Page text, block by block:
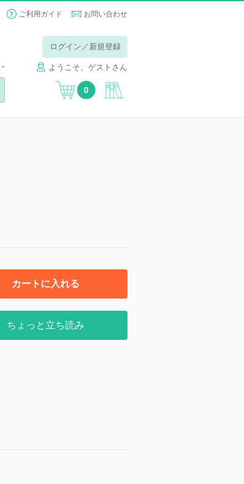
ご利用ガイド お問い合わせ
ログイン／新規登録
ようこそ、ゲストさん
0
カートに入れる
ちょっと立ち読み